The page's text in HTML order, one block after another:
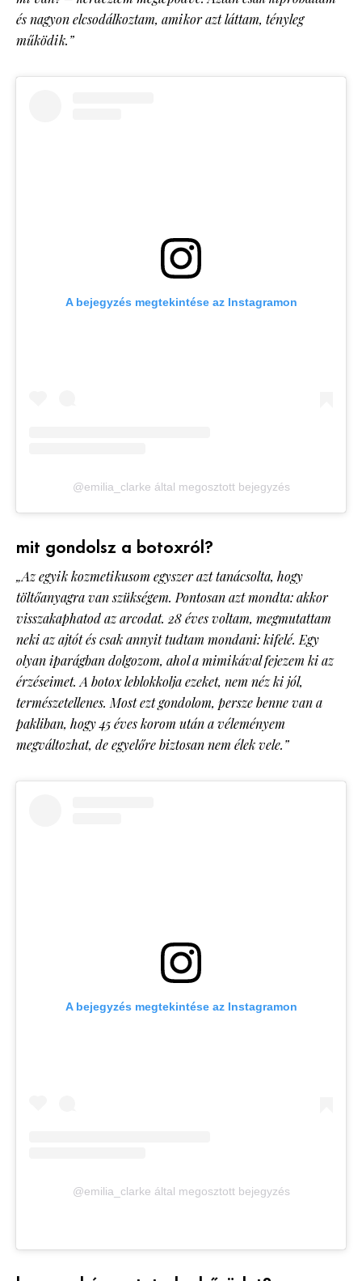
és nagyon elcsodálkoztam, amikor azt láttam, tényleg
működik.”
A bejegyzés megtekintése az Instagramon
@emilia_clarke által megosztott bejegyzés
mit gondolsz a botoxról?
„Az egyik kozmetikusom egyszer azt tanácsolta, hogy
töltőanyagra van szükségem. Pontosan azt mondta: akkor
visszakaphatod az arcodat. 28 éves voltam, megmutattam
neki az ajtót és csak annyit tudtam mondani: kifelé. Egy
olyan iparágban dolgozom, ahol a mimikával fejezem ki az
érzéseimet. A botox leblokkolja ezeket, nem néz ki jól,
természetellenes. Most ezt gondolom, persze benne van a
pakliban, hogy 45 éves korom után a véleményem
megváltozhat, de egyelőre biztosan nem élek vele.”
A bejegyzés megtekintése az Instagramon
@emilia_clarke által megosztott bejegyzés